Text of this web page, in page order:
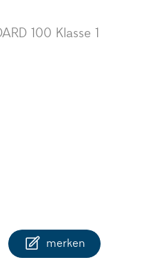
100 Klasse 1
merken